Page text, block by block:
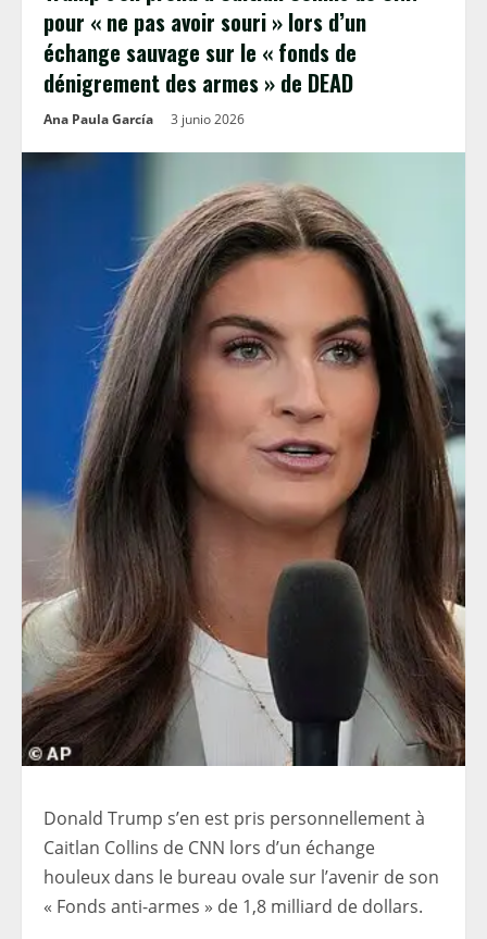
pour « ne pas avoir souri » lors d’un
échange sauvage sur le « fonds de
dénigrement des armes » de DEAD
Ana Paula García 3 junio 2026
Donald Trump s’en est pris personnellement à
Caitlan Collins de CNN lors d’un échange
houleux dans le bureau ovale sur l’avenir de son
« Fonds anti-armes » de 1,8 milliard de dollars.